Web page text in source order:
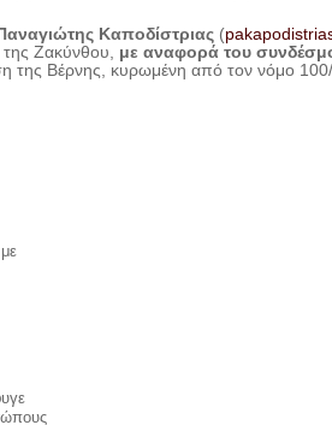
Καποδίστριας (
της Ζακύνθου, με αναφορά του
της Βέρνης, κυρωμένη από τον νόμο